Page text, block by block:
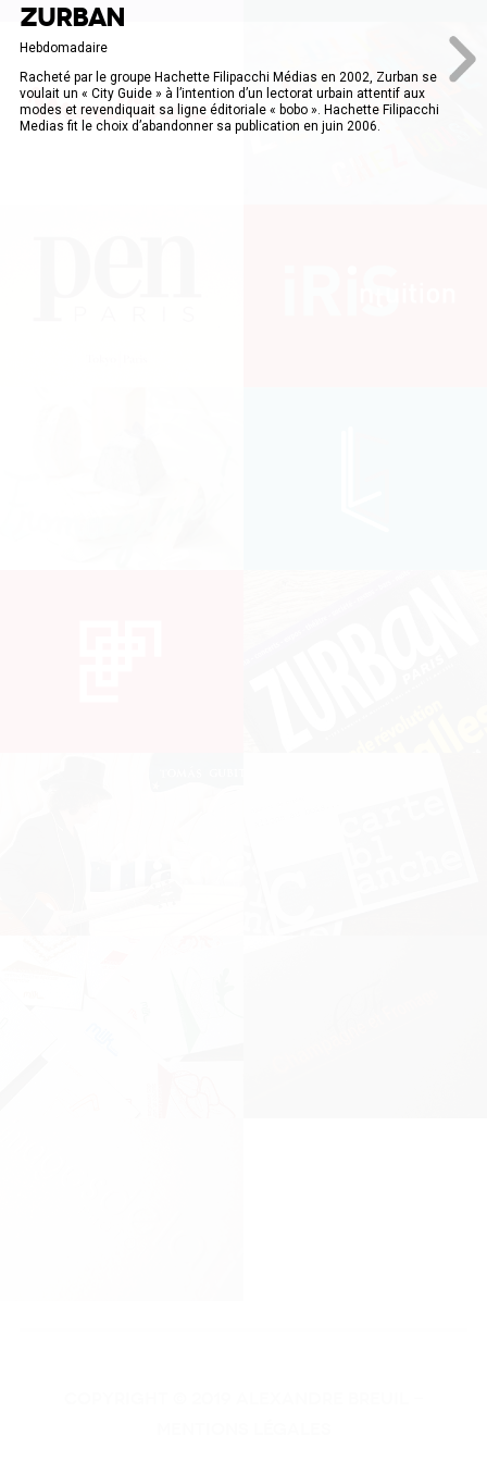
ZURBAN
Hebdomadaire
Racheté par le groupe Hachette Filipacchi Médias en 2002, Zurban se
voulait un « City Guide » à l’intention d’un lectorat urbain attentif aux
modes et revendiquait sa ligne éditoriale « bobo ». Hachette Filipacchi
Medias fit le choix d’abandonner sa publication en juin 2006.